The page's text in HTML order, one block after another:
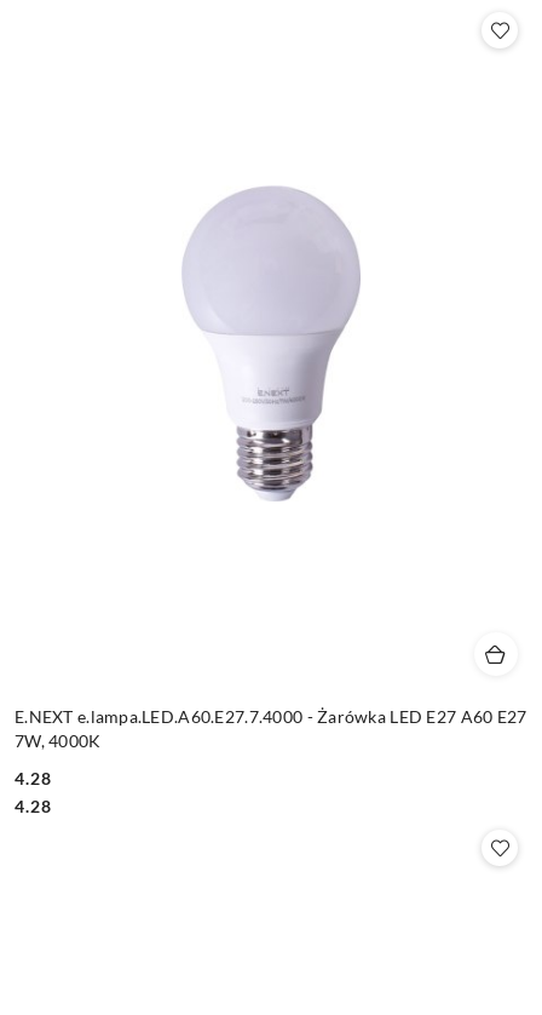
E.NEXT e.lampa.LED.A60.E27.7.4000 - Żarówka LED E27 A60 E27
7W, 4000K
Cena:
4.28
Cena:
4.28